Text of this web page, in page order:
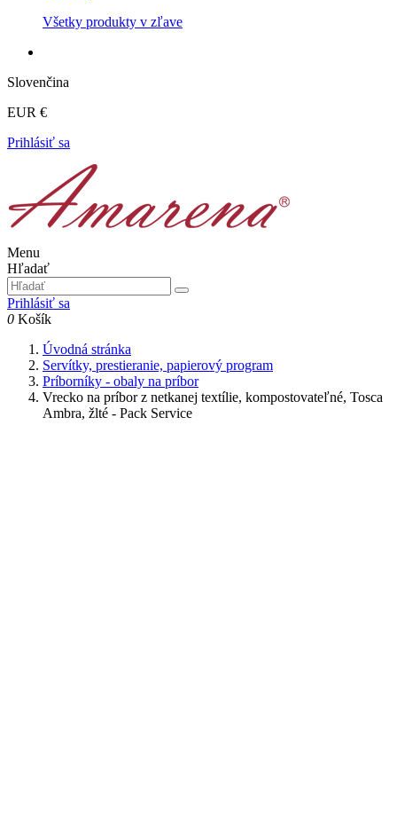
Všetky produkty v zľave
Slovenčina
EUR €
Prihlásiť sa
Menu
Hľadať
Prihlásiť sa
0 Košík
Úvodná stránka
Servítky, prestieranie, papierový program
Príborníky - obaly na príbor
Vrecko na príbor z netkanej textílie, kompostovateľné, Tosca
Ambra, žlté - Pack Service